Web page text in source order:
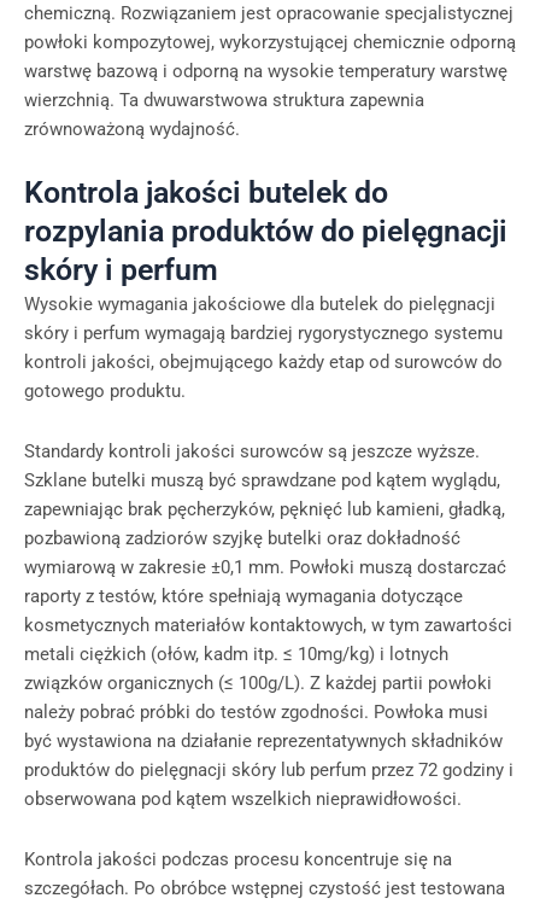
chemiczną. Rozwiązaniem jest opracowanie specjalistycznej
powłoki kompozytowej, wykorzystującej chemicznie odporną
warstwę bazową i odporną na wysokie temperatury warstwę
wierzchnią. Ta dwuwarstwowa struktura zapewnia
zrównoważoną wydajność.
Kontrola jakości butelek do
rozpylania produktów do pielęgnacji
skóry i perfum
Wysokie wymagania jakościowe dla butelek do pielęgnacji
skóry i perfum wymagają bardziej rygorystycznego systemu
kontroli jakości, obejmującego każdy etap od surowców do
gotowego produktu.
Standardy kontroli jakości surowców są jeszcze wyższe.
Szklane butelki muszą być sprawdzane pod kątem wyglądu,
zapewniając brak pęcherzyków, pęknięć lub kamieni, gładką,
pozbawioną zadziorów szyjkę butelki oraz dokładność
wymiarową w zakresie ±0,1 mm. Powłoki muszą dostarczać
raporty z testów, które spełniają wymagania dotyczące
kosmetycznych materiałów kontaktowych, w tym zawartości
metali ciężkich (ołów, kadm itp. ≤ 10mg/kg) i lotnych
związków organicznych (≤ 100g/L). Z każdej partii powłoki
należy pobrać próbki do testów zgodności. Powłoka musi
być wystawiona na działanie reprezentatywnych składników
produktów do pielęgnacji skóry lub perfum przez 72 godziny i
obserwowana pod kątem wszelkich nieprawidłowości.
Kontrola jakości podczas procesu koncentruje się na
szczegółach. Po obróbce wstępnej czystość jest testowana